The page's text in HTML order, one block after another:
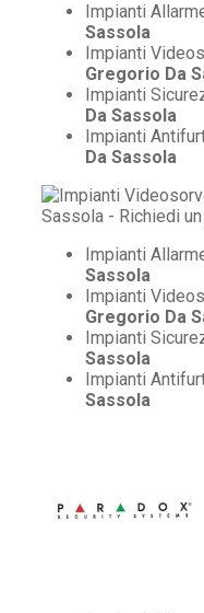
Impianti
Sassola
Impianti
Gregorio Da
Impianti
Da Sassola
Impianti
Da Sassola
Impianti
Sassola
Impianti
Gregorio Da
Impianti
Sassola
Impianti
Sassola